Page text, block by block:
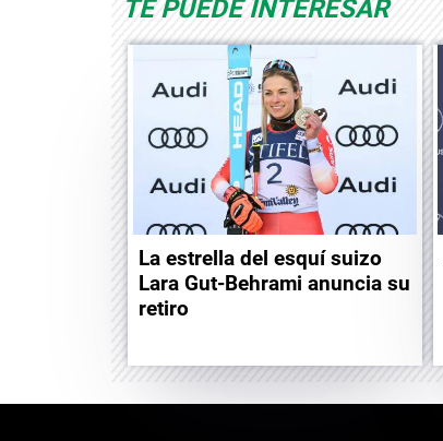
TE PUEDE INTERESAR
La estrella del esquí suizo
Lara Gut-Behrami anuncia su
retiro